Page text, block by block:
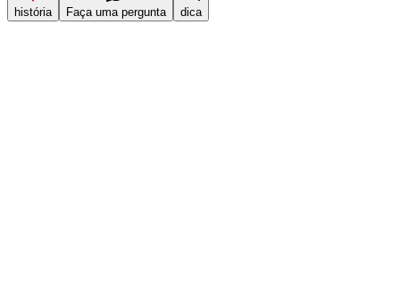
história Faça uma pergunta dica